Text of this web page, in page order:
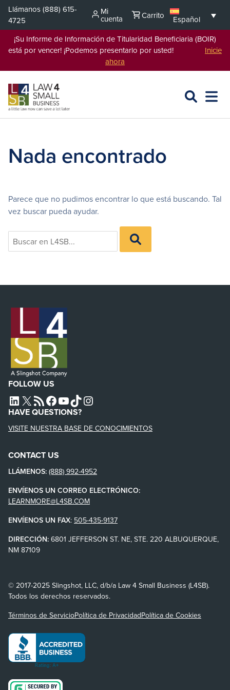
Saltar
contenido
Llámanos(888) 615-
4725
Mi
cuenta Carrito
Español
¡Su Informe de Información de Titularidad Beneficiaria (BOIR)
está por vencer! ¡Podemos presentarlo por usted! Inicie
ahora
BUSCAR
L4SB
ABRIR
Nada encontrado
Parece que no pudimos encontrar lo que está buscando. Tal
vez buscar pueda ayudar.
Search
for:
BUSCAR
EN
L4SB
FOLLOW US
L4SB LINKEDIN
X L4SB RSS FEEDL4SB FACEBOOK
L4SB YOUTUBE
TIKTOKINSTAGRAM
HAVE QUESTIONS?
VISITE NUESTRA BASE DE CONOCIMIENTOS
CONTACT US
LLÁMENOS: (888) 992-4952
ENVÍENOS UN CORREO ELECTRÓNICO:
LEARNMORE@L4SB.COM
ENVÍENOS UN FAX: 505-435-9137
DIRECCIÓN: 6801 JEFFERSON ST. NE, STE. 220 ALBUQUERQUE,
NM 87109
© 2017-2025 Slingshot, LLC, d/b/a Law 4 Small Business (L4SB).
Todos los derechos reservados.
Términos de ServicioPolítica de PrivacidadPolítica de Cookies